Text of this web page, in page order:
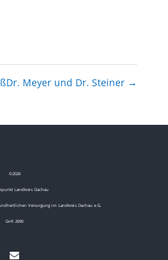
Dr. Meyer und Dr. Steiner →
©2026
Landkreis Dachau
Versorgung im Landkreis Dachau e.G.
GnR 2690